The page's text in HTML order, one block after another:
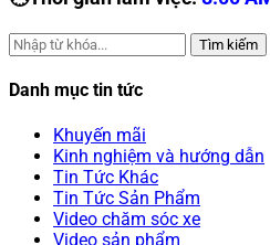
Tìm kiếm
Danh mục tin tức
Khuyến mãi
Kinh nghiệm và hướng dẫn
Tin Tức Khác
Tin Tức Sản Phẩm
Video chăm sóc xe
Video sản phẩm